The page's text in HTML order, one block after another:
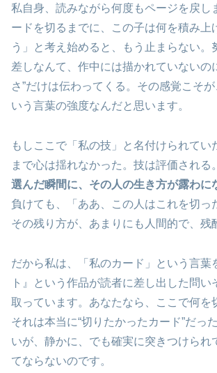
私自身、読みながら何度もページを戻し
ードを切るまでに、この子は何を積み上
う」と考え始めると、もう止まらない。
差しなんて、作中には描かれていないの
さ”だけは伝わってくる。その感覚こそ
いう言葉の強度なんだと思います。
もしここで「私の技」と名付けられてい
まで心は揺れなかった。技は評価される
選んだ瞬間に、その人の生き方が露わに
負けても、「ああ、この人はこれを切っ
その残り方が、あまりにも人間的で、残
だから私は、「私のカード」という言葉
ト』という作品が読者に差し出した問い
取っています。あなたなら、ここで何を
それは本当に“切りたかったカード”だ
いが、静かに、でも確実に突きつけられ
てならないのです。